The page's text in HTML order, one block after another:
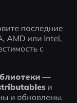
последние
AMD или Intel,
с
—
и
и обновлены.